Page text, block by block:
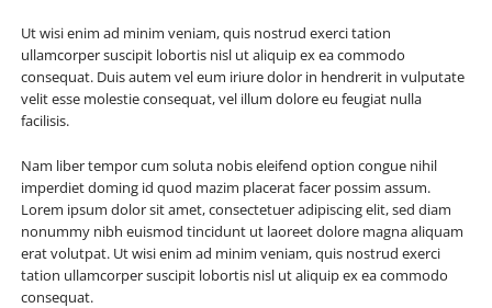
Ut wisi enim ad minim veniam, quis nostrud exerci tation
ullamcorper suscipit lobortis nisl ut aliquip ex ea commodo
consequat. Duis autem vel eum iriure dolor in hendrerit in vulputate
velit esse molestie consequat, vel illum dolore eu feugiat nulla
facilisis.
Nam liber tempor cum soluta nobis eleifend option congue nihil
imperdiet doming id quod mazim placerat facer possim assum.
Lorem ipsum dolor sit amet, consectetuer adipiscing elit, sed diam
nonummy nibh euismod tincidunt ut laoreet dolore magna aliquam
erat volutpat. Ut wisi enim ad minim veniam, quis nostrud exerci
tation ullamcorper suscipit lobortis nisl ut aliquip ex ea commodo
consequat.